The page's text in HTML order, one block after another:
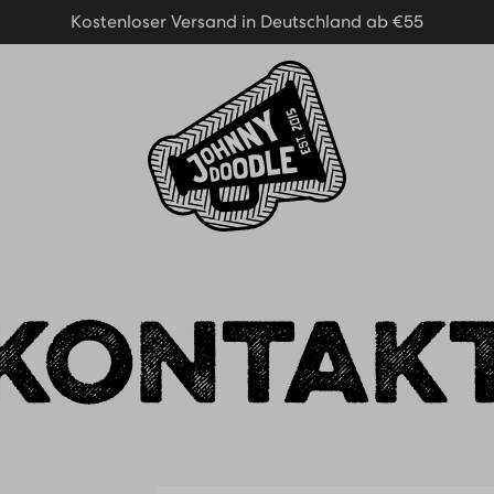
Kostenloser Versand in Deutschland ab €55
Kostenloser Versand in Deutschland ab €55